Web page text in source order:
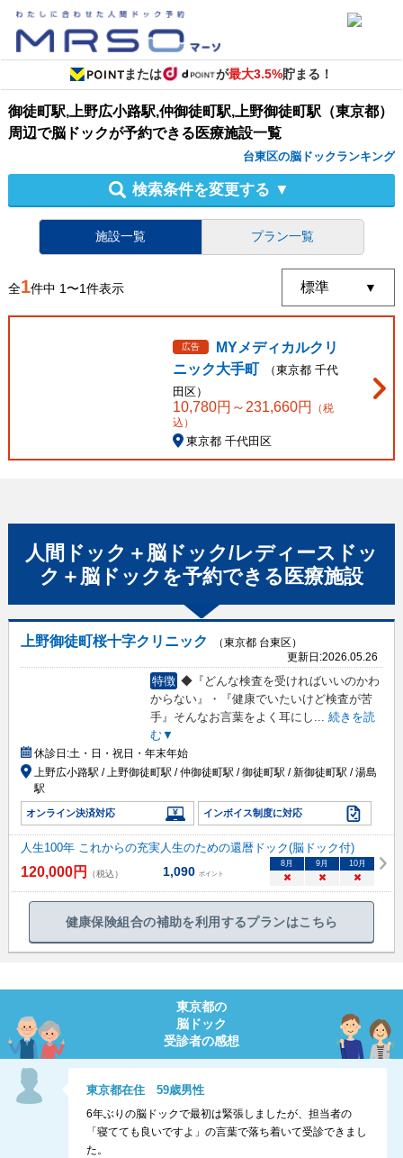
または が最大3.5%貯まる！
御徒町駅,上野広小路駅,仲御徒町駅,上野御徒町駅（東京都）
周辺で脳ドックが予約できる医療施設一覧
台東区の脳ドックランキング
検索条件を変更する ▼
施設一覧 プラン一覧
全1件中 1〜1件表示
広告
MYメディカルクリ
ニック大手町
（東京都 千代
田区）
10,780円～231,660円
（税
込）
東京都 千代田区
人間ドック＋脳ドック/レディースドッ
ク＋脳ドック を予約できる 医療施設
上野御徒町桜十字クリニック
（東京都 台東区）
更新日:2026.05.26
特徴 ◆『どんな検査を受ければいいのかわ
からない』・『健康でいたいけど検査が苦
手』そんなお言葉をよく耳にし ... 続きを読
む▼
休診日:土・日・祝日・年末年始
上野広小路駅 / 上野御徒町駅 / 仲御徒町駅 / 御徒町駅 / 新御徒町駅 / 湯島
駅
オンライン決済対応 インボイス制度に対応
人生100年 これからの充実人生のための還暦ドック(脳ドック付)
120,000円 （税込） 1,090 ポイント
8月 9月 10月
× × ×
健康保険組合の補助を利用するプランはこちら
東京都の
脳ドック
受診者の感想
東京都在住59歳男性
6年ぶりの脳ドックで最初は緊張しましたが、担当者の
「寝てても良いですよ」の言葉で落ち着いて受診できまし
た。